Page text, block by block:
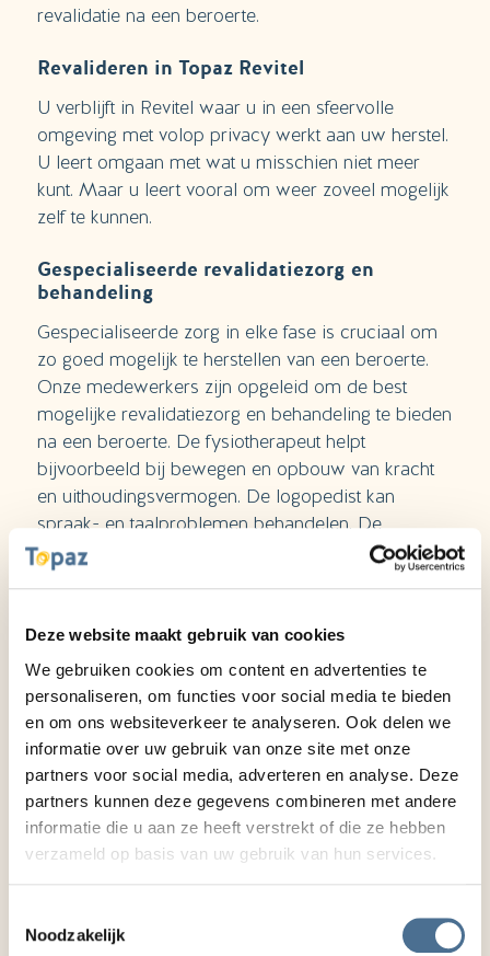
Deze website maakt gebruik van cookies
We gebruiken cookies om content en advertenties te
personaliseren, om functies voor social media te bieden
en om ons websiteverkeer te analyseren. Ook delen we
informatie over uw gebruik van onze site met onze
partners voor social media, adverteren en analyse. Deze
partners kunnen deze gegevens combineren met andere
informatie die u aan ze heeft verstrekt of die ze hebben
verzameld op basis van uw gebruik van hun services.
Noodzakelijk
revalidatie na een beroerte.
Revalideren in Topaz Revitel
U verblijft in Revitel waar u in een sfeervolle
omgeving met volop privacy werkt aan uw herstel.
U leert omgaan met wat u misschien niet meer
kunt. Maar u leert vooral om weer zoveel mogelijk
zelf te kunnen.
Gespecialiseerde revalidatiezorg en
behandeling
Gespecialiseerde zorg in elke fase is cruciaal om
zo goed mogelijk te herstellen van een beroerte.
Onze medewerkers zijn opgeleid om de best
mogelijke revalidatiezorg en behandeling te bieden
na een beroerte. De fysiotherapeut helpt
bijvoorbeeld bij bewegen en opbouw van kracht
en uithoudingsvermogen. De logopedist kan
spraak- en taalproblemen behandelen. De
ergotherapeut leert u dagelijkse activiteiten weer
zelfstandig uit te voeren.
Samenwerking
Topaz werkt binnen CVA-netwerk Transmuralis
samen met revalidatiecentrum Basalt en de
ziekenhuizen in de regio. U mag rekenen op een
soepele transfer van het ziekenhuis naar Revitel,
met een zorgvuldige overdracht en goede
afstemming van eventuele controlebezoeken in het
ziekenhuis.
Wilt u bij ons revalideren na een beroerte? Laat